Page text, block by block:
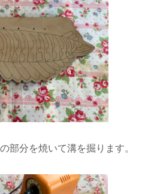
部分を焼いて溝を掘ります。